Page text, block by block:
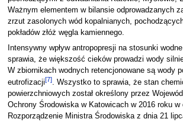
Ważnym elementem w bilansie odprowadzanych
zrzut zasolonych wód kopalnianych,
pokładów złóż węgla kamiennego.
Intensywny wpływ antropopresji na stosunki
sprawia, że większość cieków prowadzi wody
W zbiornikach wodnych retencjonowane są wody
eutrofizacji[7]. Wszystko to sprawia, że stan
powierzchniowych został określony przez
Ochrony Środowiska w Katowicach w 2016 roku w
Rozporządzenie Ministra Środowiska z dnia 21